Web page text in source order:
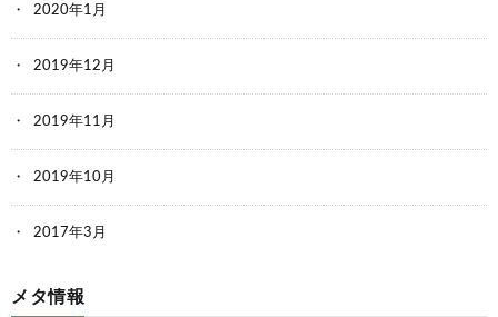
2020年1月
2019年12月
2019年11月
2019年10月
2017年3月
メタ情報